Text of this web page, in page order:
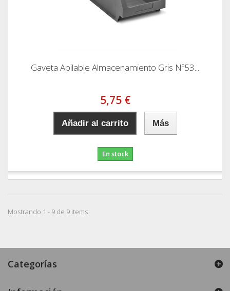
Gaveta Apilable Almacenamiento Gris Nº53...
5,75 €
Añadir al carrito Más
En stock
Mostrando 1 - 9 de 9 items
Categorías